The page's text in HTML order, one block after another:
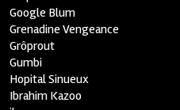
Google Blum
Grenadine Vengeance
Grôprout
Gumbi
Hopital Sinueux
Ibrahim Kazoo